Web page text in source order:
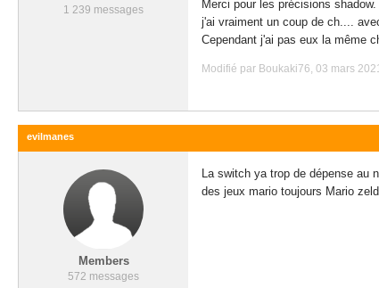
1 239 messages
Merci pour les précisions shadow.
j'ai vraiment un coup de ch....
Cependant j'ai pas eux la même
Modifié par Boukaki76, 03 mars
evilmanes
Members
572 messages
La switch ya trop de dépense au
des jeux mario toujours Mario